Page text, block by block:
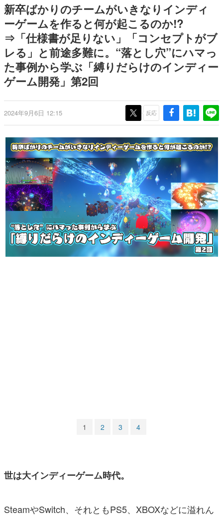
きます。
赫本
この物語を解いてはいけない。『赫本』は、〈試験問題〉
の形をした短編ホラー小説集です。
新世代に訊く
これからのデジタルゲーム市場を担う若きクリエイター達
の姿を追い、彼らのルーツと情熱を探っていきます。
ゲーム世代の作家たち
ゲームに多大な影響を受けた作家さんに取材し、ゲームが
日本のコンテンツ産業やカルチャーに与えた影響を探る企
画です。
日本モバイルゲーム産業史
日本のモバイルゲーム史における主要なトピック・タイト
ルを網羅するほか、開発者へのインタビューや識者による
解説を掲載。約20年の歴史が一望できる決定版！
若ゲのいたり〜ゲームクリエイターの青春〜
『うつヌケ』『ペンと箸』等で知られるマンガ家・田中圭
一先生によるゲーム業界レポートマンガです。
なんでゲームは面白い？
ゲーム開発者・hamatsu氏がゲームの魅力を画面や操作の
具体的な形から解き明かしていく、硬派で骨太な評論連載
です。
新卒ばかりのチームがいきなりインディ
ーゲームを作ると何が起こるのか!?
⇒「仕様書が足りない」「コンセプトがブ
レる」と前途多難に。“落とし穴”にハマっ
た事例から学ぶ「縛りだらけのインディー
ゲーム開発」第2回
2024年9月6日 12:15 反応
1 2 3 4
世は大インディーゲーム時代。
SteamやSwitch、それともPS5、XBOXなどに溢れん